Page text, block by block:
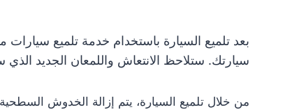
بعد تلميع السيارة باستخدام خدمة تلميع
سيارتك. ستلاحظ الانتعاش واللمعان الجديد
من خلال تلميع السيارة، يتم إزالة الخدوش